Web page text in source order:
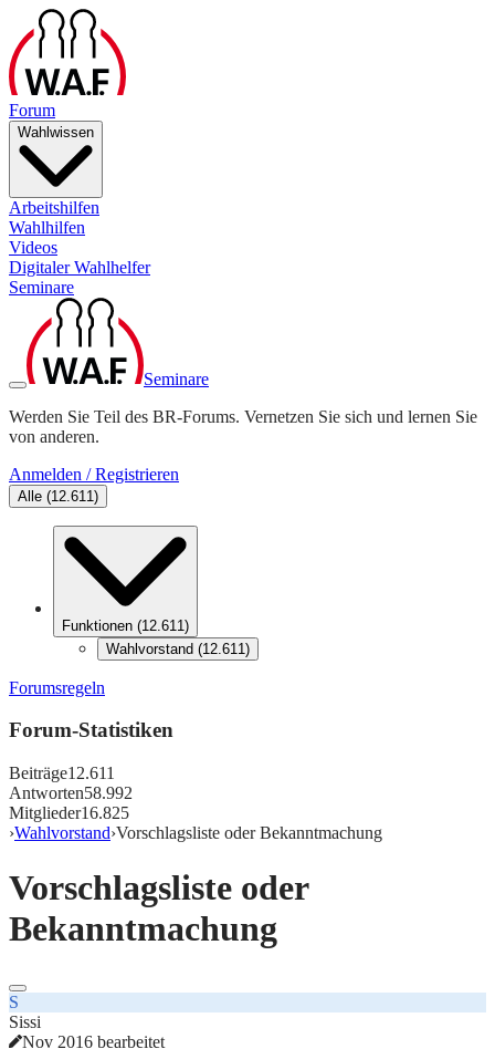
Forum
Wahlwissen
Arbeitshilfen
Wahlhilfen
Videos
Digitaler Wahlhelfer
Seminare
Seminare
Werden Sie Teil des BR-Forums. Vernetzen Sie sich und lernen Sie
von anderen.
Anmelden / Registrieren
Alle (12.611)
Funktionen (12.611)
Wahlvorstand (12.611)
Forumsregeln
Forum-Statistiken
Beiträge12.611
Antworten58.992
Mitglieder16.825
›Wahlvorstand›Vorschlagsliste oder Bekanntmachung
Vorschlagsliste oder
Bekanntmachung
S
Sissi
Nov 2016 bearbeitet